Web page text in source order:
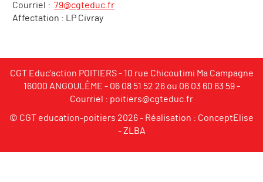
Courriel :79@cgteduc.fr
Affectation : LP Civray
CGT Educ'action POITIERS - 10 rue Chicoutimi Ma Campagne
16000 ANGOULÊME - 06 08 51 52 26ou 06 03 60 63 59-
Courriel : poitiers@cgteduc.fr
© CGT education-poitiers 2026 - Réalisation : ConceptElise
-ZLBA